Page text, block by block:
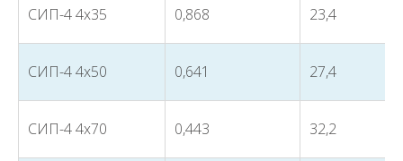
СИП-4 4х35 0,868 23,4
СИП-4 4х50 0,641 27,4
СИП-4 4х70 0,443 32,2